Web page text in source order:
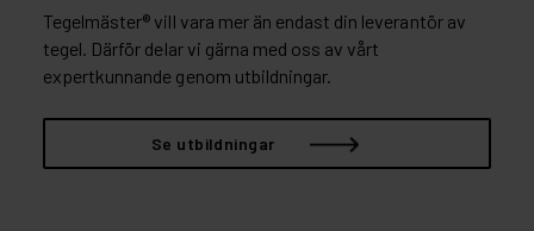
Tegelmäster® vill vara mer än endast din leverantör av
tegel. Därför delar vi gärna med oss av vårt
expertkunnande genom utbildningar.
Se utbildningar